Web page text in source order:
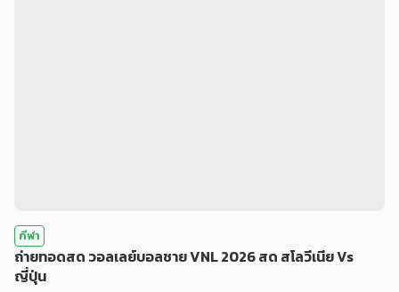
กีฬา
ถ่ายทอดสด วอลเลย์บอลชาย VNL 2026 สด สโลวีเนีย Vs
ญี่ปุ่น